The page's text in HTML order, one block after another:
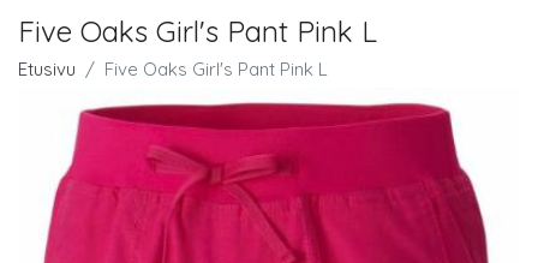
Five Oaks Girl's Pant Pink L
Etusivu Five Oaks Girl's Pant Pink L